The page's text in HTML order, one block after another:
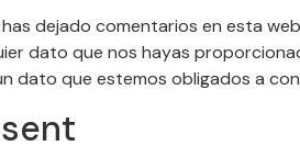
dejado comentarios en esta
dato que nos hayas
dato que estemos obligados a